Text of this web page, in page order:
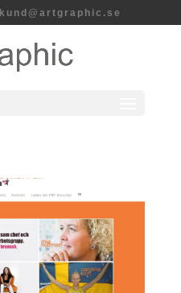
kund@artgraphic.se